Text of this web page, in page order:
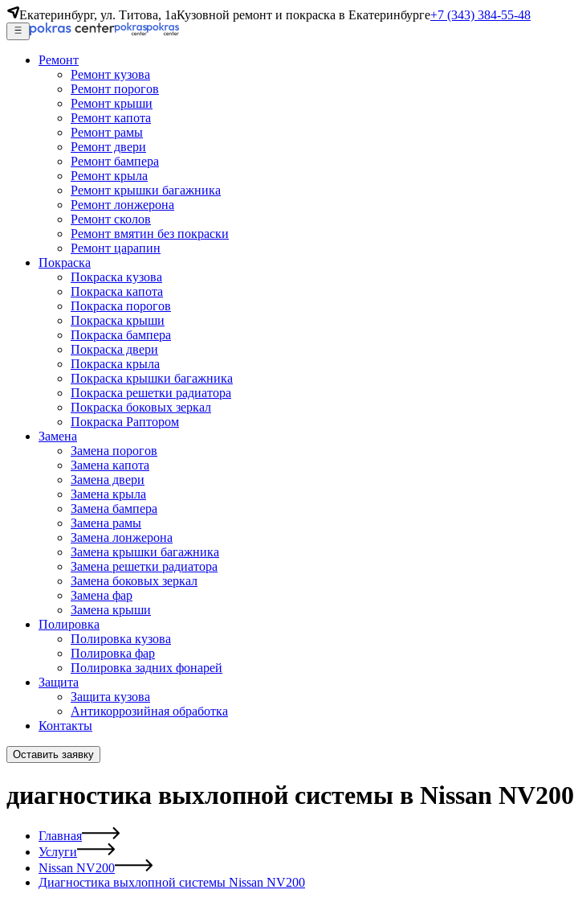
Екатеринбург, ул. Титова, 1аКузовной ремонт и покраска в Екатеринбурге+7 (343) 384-55-48
Ремонт
Ремонт кузова
Ремонт порогов
Ремонт крыши
Ремонт капота
Ремонт рамы
Ремонт двери
Ремонт бампера
Ремонт крыла
Ремонт крышки багажника
Ремонт лонжерона
Ремонт сколов
Ремонт вмятин без покраски
Ремонт царапин
Покраска
Покраска кузова
Покраска капота
Покраска порогов
Покраска крыши
Покраска бампера
Покраска двери
Покраска крыла
Покраска крышки багажника
Покраска решетки радиатора
Покраска боковых зеркал
Покраска Раптором
Замена
Замена порогов
Замена капота
Замена двери
Замена крыла
Замена бампера
Замена рамы
Замена лонжерона
Замена крышки багажника
Замена решетки радиатора
Замена боковых зеркал
Замена фар
Замена крыши
Полировка
Полировка кузова
Полировка фар
Полировка задних фонарей
Защита
Защита кузова
Антикоррозийная обработка
Контакты
Оставить заявку
диагностика выхлопной системы в Nissan NV200
Главная
Услуги
Nissan NV200
Диагностика выхлопной системы Nissan NV200